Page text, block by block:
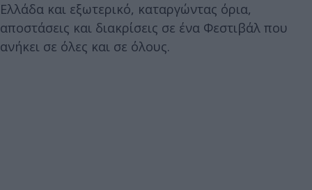
Ελλάδα και εξωτερικό, καταργώντας όρια,
αποστάσεις και διακρίσεις σε ένα Φεστιβάλ που
ανήκει σε όλες και σε όλους.